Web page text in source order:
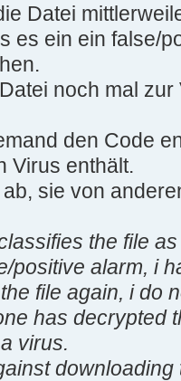
Datei
es ein ein false/
noch mal
den Code
Virus enthält.
sie von
the file
positive alarm, i
file again, i do
has decrypted
virus.